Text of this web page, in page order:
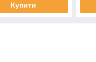
Купити